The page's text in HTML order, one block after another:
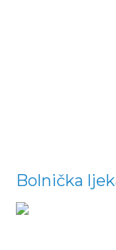
Bolnička